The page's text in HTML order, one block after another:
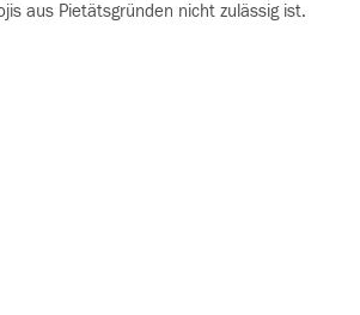
aus Pietätsgründen nicht zulässig ist.